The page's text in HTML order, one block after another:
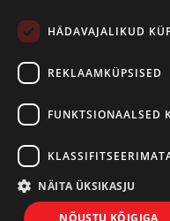
©2026
HÄDAVAJALIKUD
REKLAAMKÜPSISED
FUNKTSIONAALSED
NÄITA ÜKSIKASJU
NÕUSTU KÕIGIGA